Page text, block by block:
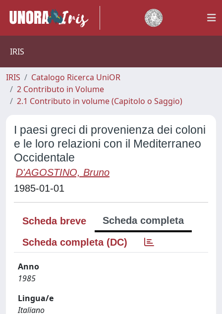
IRIS
IRIS
Catalogo Ricerca UniOR
2 Contributo in Volume
2.1 Contributo in volume (Capitolo o Saggio)
I paesi greci di provenienza dei coloni
e le loro relazioni con il Mediterraneo
Occidentale
D'AGOSTINO, Bruno
1985-01-01
Scheda breve
Scheda completa
Scheda completa (DC)
Anno
1985
Lingua/e
Italiano